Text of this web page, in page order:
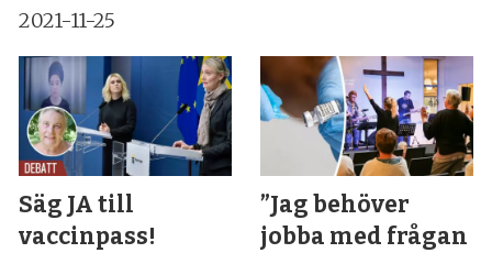
2021-11-25
Säg JA till
vaccinpass!
”Jag behöver
jobba med frågan